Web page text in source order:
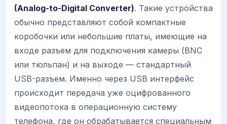
(Analog-to-Digital Converter). Такие устройства
обычно представляют собой компактные
коробочки или небольшие платы, имеющие на
входе разъем для подключения камеры (BNC
или тюльпан) и на выходе — стандартный
USB-разъем. Именно через USB интерфейс
происходит передача уже оцифрованного
видеопотока в операционную систему
телефона, где он обрабатывается специальным